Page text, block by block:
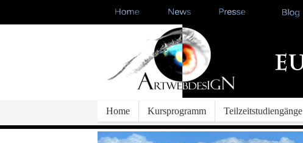
Home Kursprogramm Teilzeitstudiengänge